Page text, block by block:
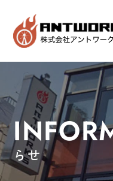
HOME ホーム
ABOUT 会社概要
BRAND ブランド
RECRUIT 求
らせ